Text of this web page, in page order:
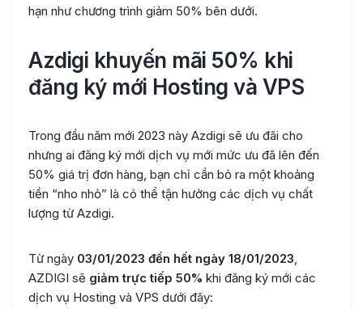
hạn như chương trình giảm 50% bên dưới.
Azdigi khuyến mãi 50% khi
đăng ký mới Hosting và VPS
Trong đầu năm mới 2023 này Azdigi sẽ ưu đãi cho
nhưng ai đăng ký mới dịch vụ mới mức ưu đã lên đến
50% giá trị đơn hàng, bạn chỉ cần bỏ ra một khoảng
tiền “nho nhỏ” là có thể tận hưởng các dịch vụ chất
lượng từ Azdigi.
Từ ngày 03/01/2023 đến hết ngày 18/01/2023,
AZDIGI sẽ giảm trực tiếp 50% khi đăng ký mới các
dịch vụ Hosting và VPS dưới đây: